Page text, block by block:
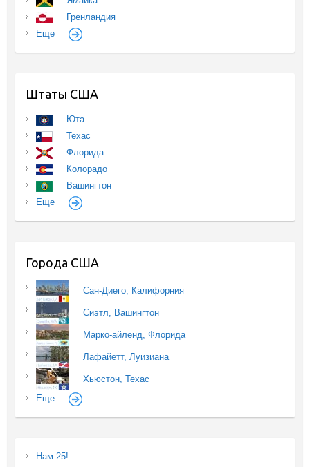
Гренландия
Еще
Штаты США
Юта
Техас
Флорида
Колорадо
Вашингтон
Еще
Города США
Сан-Диего, Калифорния
Сиэтл, Вашингтон
Марко-айленд, Флорида
Лафайетт, Луизиана
Хьюстон, Техас
Еще
Нам 25!